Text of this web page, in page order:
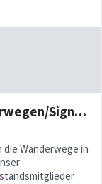
Meldung bei beschädigten Wanderwegen/Signalisationen
Wanderwege in